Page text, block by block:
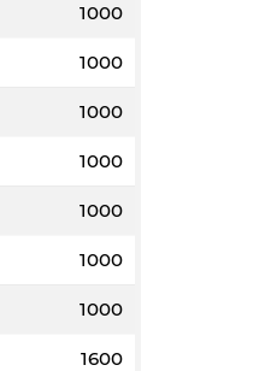
1000
1000
1000
1000
1000
1000
1000
1600